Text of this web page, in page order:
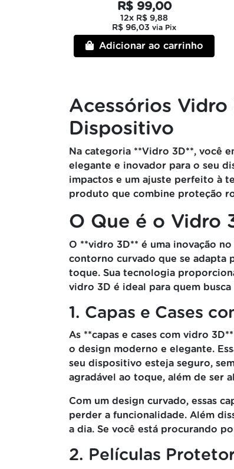
R$ 99,00
12x R$ 9,88
R$ 96,03 via Pix
Adicionar ao carrinho
Acessórios Vidro
Dispositivo
Na categoria **Vidro 3D**, você
elegante e inovador para o seu
impactos e um ajuste perfeito à
produto que combine proteção
O Que é o Vidro
O **vidro 3D** é uma inovação
contorno curvado que se adapta
toque. Sua tecnologia
vidro 3D é ideal para quem
1. Capas e Cases
As **capas e cases com vidro
o design moderno e elegante.
seu dispositivo esteja seguro,
agradável ao toque, além de ser
Com um design curvado, essas
perder a funcionalidade. Além
a dia. Se você está procurando
2. Películas